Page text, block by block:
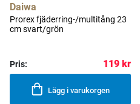
Daiwa
Prorex fjäderring-/multitång 23
cm svart/grön
Pris: 119 kr
Lägg i varukorgen